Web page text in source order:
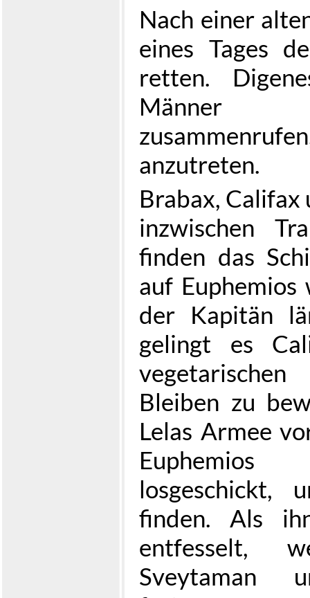
Nach einer
eines Tages
retten.
Männer
anzutreten.
Brabax, Califax
inzwischen
finden das
auf
der Kapitän
gelingt es
Bleiben zu
Lelas Armee
losgeschickt,
finden. Als
entfesselt,
Sveytaman